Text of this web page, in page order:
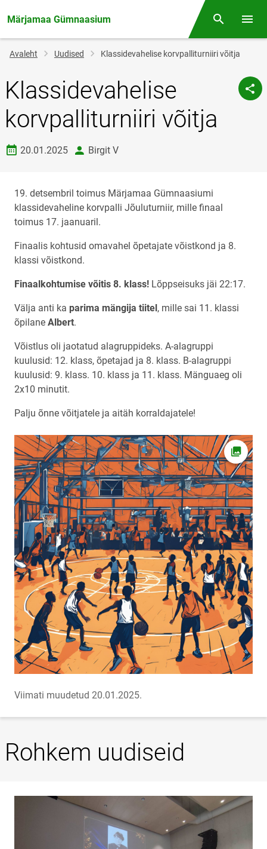
Märjamaa Gümnaasium Otsing
Jälglink
Avaleht Uudised Klassidevahelise korvpalliturniiri võitja
Klassidevahelise
korvpalliturniiri võitja
Loomise kuupäev
20.01.2025 autorBirgit V
19. detsembril toimus Märjamaa Gümnaasiumi
klassidevaheline korvpalli Jõuluturniir, mille finaal
toimus 17. jaanuaril.
Finaalis kohtusid omavahel õpetajate võistkond ja 8.
klassi võistkond.
Finaalkohtumise võitis 8. klass! Lõppseisuks jäi 22:17.
Välja anti ka parima mängija tiitel, mille sai 11. klassi
õpilane Albert.
Võistlus oli jaotatud alagruppideks. A-alagruppi
kuulusid: 12. klass, õpetajad ja 8. klass. B-alagruppi
kuulusid: 9. klass. 10. klass ja 11. klass. Mänguaeg oli
2x10 minutit.
Palju õnne võitjatele ja aitäh korraldajatele!
Ava
Viimati muudetud 20.01.2025.
Rohkem uudiseid